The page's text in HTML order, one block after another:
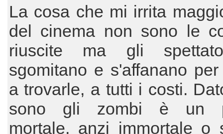
La cosa che mi irrita
del cinema non sono le
riuscite ma gli
sgomitano e s'affanano
a trovarle, a tutti i costi.
sono gli zombi è un
mortale, anzi immortale o